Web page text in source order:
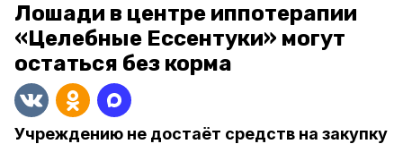
Лошади в центре иппотерапии
«Целебные Ессентуки» могут
остаться без корма
Учреждению не достаёт средств на закупку